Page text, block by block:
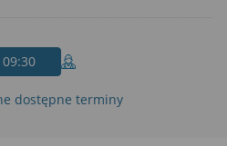
dostępne terminy